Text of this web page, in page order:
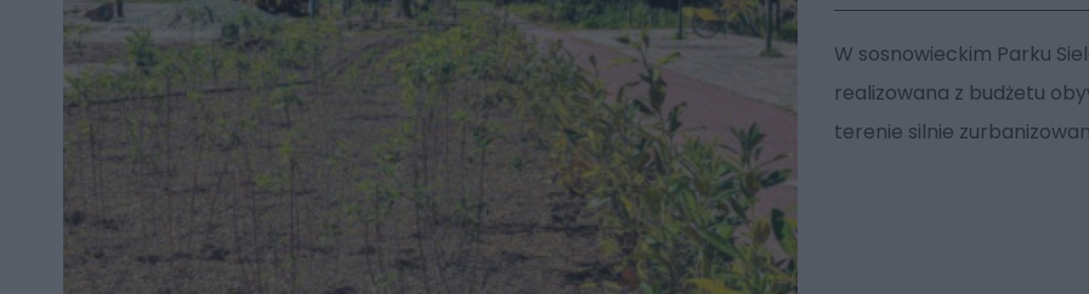
W sosnowieckim Parku
realizowana z budżetu
terenie silnie